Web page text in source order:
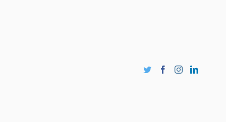
TwitterFacebook
Instagram